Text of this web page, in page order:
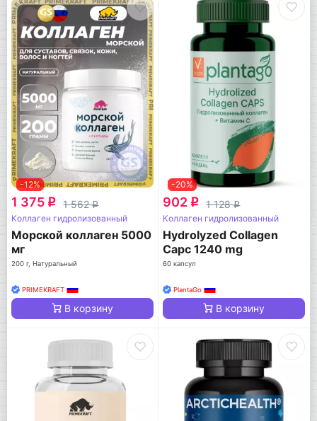
-12%
1 375 q 1 562q
Коллаген гидролизованный
Морской коллаген 5000
мг
200 г, Натуральный
PRIMEKRAFT
В корзину
-20%
902 q 1 128q
Коллаген гидролизованный
Hydrolyzed Collagen
Capc 1240 mg
60 капсул
PlantaGo
В корзину